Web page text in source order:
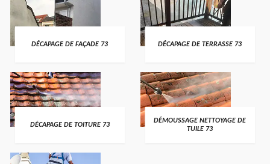
DÉCAPAGE DE FAÇADE 73 DÉCAPAGE DE TERRASSE 73
DÉCAPAGE DE TOITURE 73
DÉMOUSSAGE NETTOYAGE DE
TUILE 73